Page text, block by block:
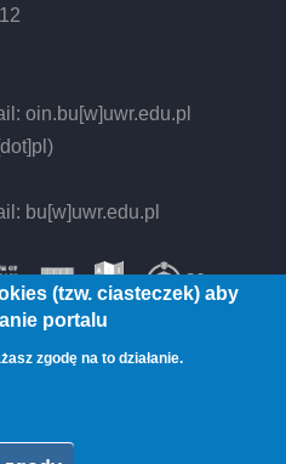
oin.bu[w]uwr.edu.pl
bu[w]uwr.edu.pl
we Wrocławiu,
(tzw. ciasteczek) aby
portalu
zgodę na to działanie.